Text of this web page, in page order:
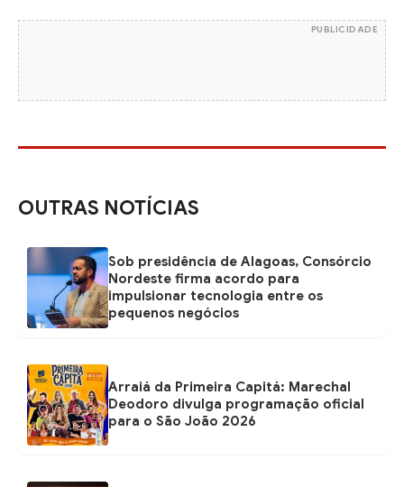
PUBLICIDADE
OUTRAS NOTÍCIAS
Sob presidência de Alagoas, Consórcio
Nordeste firma acordo para
impulsionar tecnologia entre os
pequenos negócios
Arraiá da Primeira Capitá: Marechal
Deodoro divulga programação oficial
para o São João 2026